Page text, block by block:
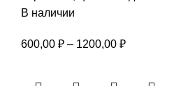
В наличии
600,00 ₽ – 1200,00 ₽Диапазон